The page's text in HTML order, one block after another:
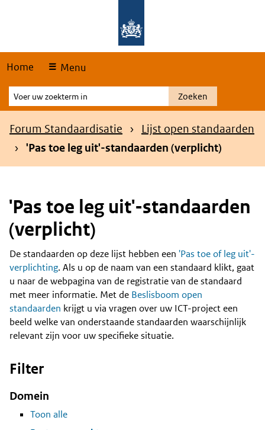
Home Menu
Voer
uw
zoekterm
Zoeken
Kruimelpad
Forum Standaardisatie
Lijst open standaarden
'Pas toe leg uit'-standaarden (verplicht)
'Pas toe leg uit'-standaarden
(verplicht)
Content
De standaarden op deze lijst hebben een 'Pas toe of leg uit'-
verplichting. Als u op de naam van een standaard klikt, gaat
u naar de webpagina van de registratie van de standaard
met meer informatie. Met de Beslisboom open
standaarden krijgt u via vragen over uw ICT-project een
beeld welke van onderstaande standaarden waarschijnlijk
relevant zijn voor uw specifieke situatie.
Filter
Domein
Toon alle